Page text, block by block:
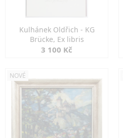
Kulhánek Oldřich - KG
Brücke, Ex libris
3 100 Kč
NOVÉ